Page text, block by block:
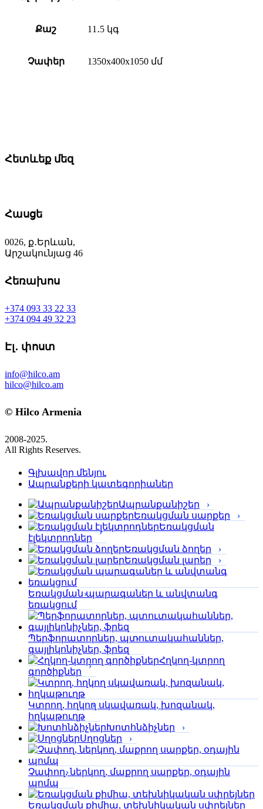
Քաշ 11․5 կգ
Չափեր 1350x400x1050 մմ
Հետևեք մեզ
Հասցե
0026, ք․Երևան,
Արշակունյաց 46
Հեռախոս
+374 093 33 22 33
+374 094 49 32 23
Էլ․ փոստ
info@hilco.am
hilco@hilco.am
© Hilco Armenia
2008-2025.
All Rights Reserves.
Գլխավոր մենյու
Ապրանքերի կատեգորիաներ
Ապրանքանիշեր
Եռակցման սարքեր
Եռակցման
էլեկտրոդներ
Եռակցման ձողեր
Եռակցման լարեր
Եռակցման պարագաներ և անվտանգ
եռակցում
Պերֆորա­տորներ, պտուտակահաններ,
գայլիկոնիչներ, ֆրեզ
Հղկող-կտրող
գործիքներ
Կտրող, հղկող սկավառակ, խոզանակ,
հղկաթուղթ
Խոտհնձիչներ
Սղոցներ
Չափող, ներկող, մաքրող սարքեր, օդային
պոմպ
Եռակցման քիմիա, տեխնիկական սփրեյներ